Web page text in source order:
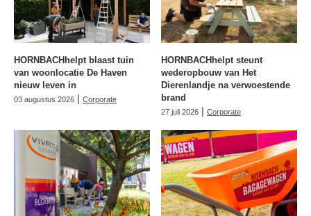
HORNBACHhelpt blaast tuin
van woonlocatie De Haven
nieuw leven in
03 augustus 2026 | Corporate
HORNBACHhelpt steunt
wederopbouw van Het
Dierenlandje na verwoestende
brand
27 juli 2026 | Corporate